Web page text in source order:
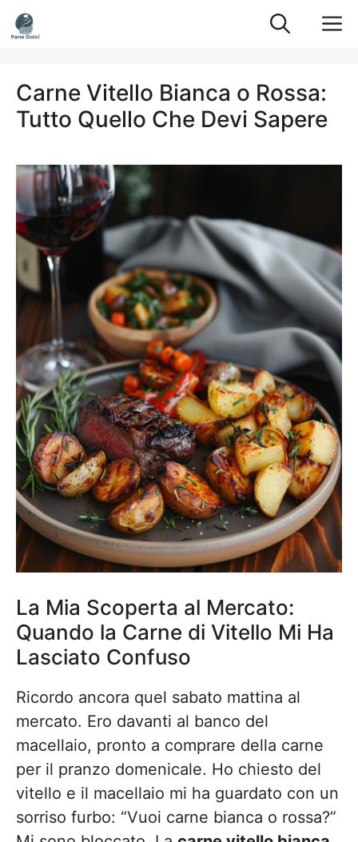
Vai
al
Carne Vitello Bianca o Rossa:
Tutto Quello Che Devi Sapere
La Mia Scoperta al Mercato:
Quando la Carne di Vitello Mi Ha
Lasciato Confuso
Ricordo ancora quel sabato mattina al
mercato. Ero davanti al banco del
macellaio, pronto a comprare della carne
per il pranzo domenicale. Ho chiesto del
vitello e il macellaio mi ha guardato con un
sorriso furbo: “Vuoi carne bianca o rossa?”